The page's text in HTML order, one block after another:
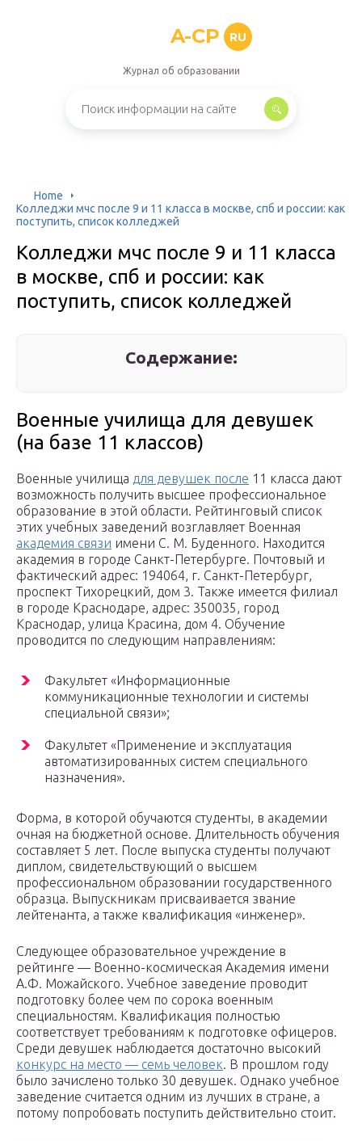
A-CP RU
Журнал об образовании
Home
Колледжи мчс после 9 и 11 класса в москве, спб и россии: как
поступить, список колледжей
Колледжи мчс после 9 и 11 класса
в москве, спб и россии: как
поступить, список колледжей
Содержание:
Военные училища для девушек
(на базе 11 классов)
Военные училища для девушек после 11 класса дают
возможность получить высшее профессиональное
образование в этой области. Рейтинговый список
этих учебных заведений возглавляет Военная
академия связи имени С. М. Буденного. Находится
академия в городе Санкт-Петербурге. Почтовый и
фактический адрес: 194064, г. Санкт-Петербург,
проспект Тихорецкий, дом 3. Также имеется филиал
в городе Краснодаре, адрес: 350035, город
Краснодар, улица Красина, дом 4. Обучение
проводится по следующим направлениям:
Факультет «Информационные
коммуникационные технологии и системы
специальной связи»;
Факультет «Применение и эксплуатация
автоматизированных систем специального
назначения».
Форма, в которой обучаются студенты, в академии
очная на бюджетной основе. Длительность обучения
составляет 5 лет. После выпуска студенты получают
диплом, свидетельствующий о высшем
профессиональном образовании государственного
образца. Выпускникам присваивается звание
лейтенанта, а также квалификация «инженер».
Следующее образовательное учреждение в
рейтинге — Военно-космическая Академия имени
А.Ф. Можайского. Учебное заведение проводит
подготовку более чем по сорока военным
специальностям. Квалификация полностью
соответствует требованиям к подготовке офицеров.
Среди девушек наблюдается достаточно высокий
конкурс на место — семь человек. В прошлом году
было зачислено только 30 девушек. Однако учебное
заведение считается одним из лучших в стране, а
потому попробовать поступить действительно стоит.